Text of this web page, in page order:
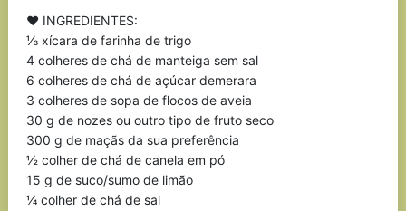
♥ INGREDIENTES:
⅓ xícara de farinha de trigo
4 colheres de chá de manteiga sem sal
6 colheres de chá de açúcar demerara
3 colheres de sopa de flocos de aveia
30 g de nozes ou outro tipo de fruto seco
300 g de maçãs da sua preferência
½ colher de chá de canela em pó
15 g de suco/sumo de limão
¼ colher de chá de sal